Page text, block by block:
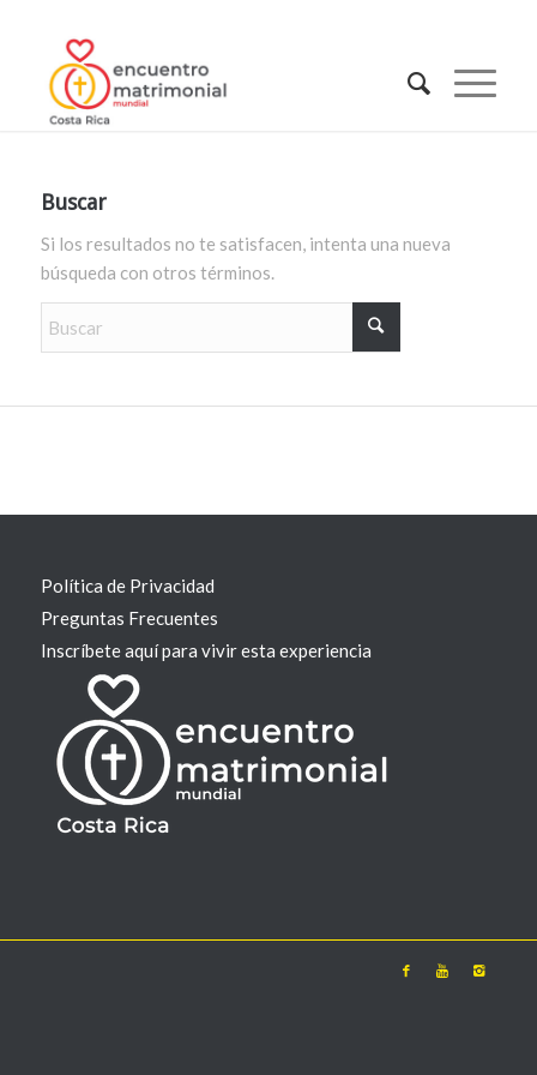
Buscar
Si los resultados no te satisfacen, intenta una nueva
búsqueda con otros términos.
Política de Privacidad
Preguntas Frecuentes
Inscríbete aquí para vivir esta experiencia